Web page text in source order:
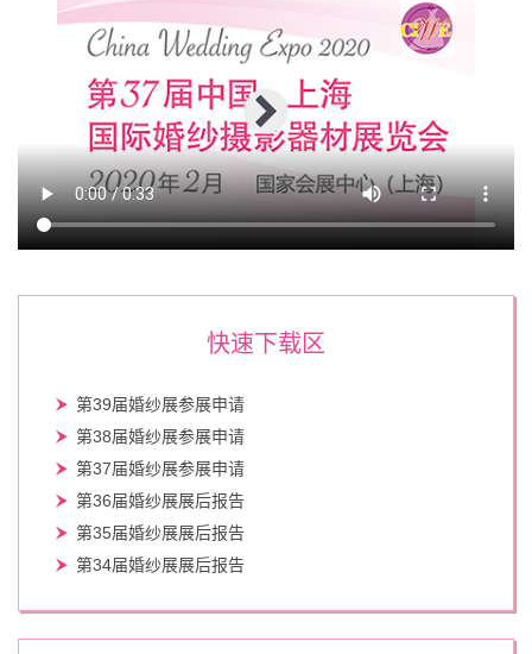
快速下载区
第39届婚纱展参展申请
第38届婚纱展参展申请
第37届婚纱展参展申请
第36届婚纱展展后报告
第35届婚纱展展后报告
第34届婚纱展展后报告